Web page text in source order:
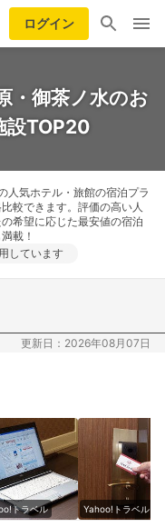
ログイン
・御茶ノ水のお
設TOP20
人気ホテル・旅館の宿泊プラ
較できます。評価の高い人
希望に応じた最安値の宿泊
載！
しています
更新日：2026年08月07日
トラベル Yahoo!トラベル